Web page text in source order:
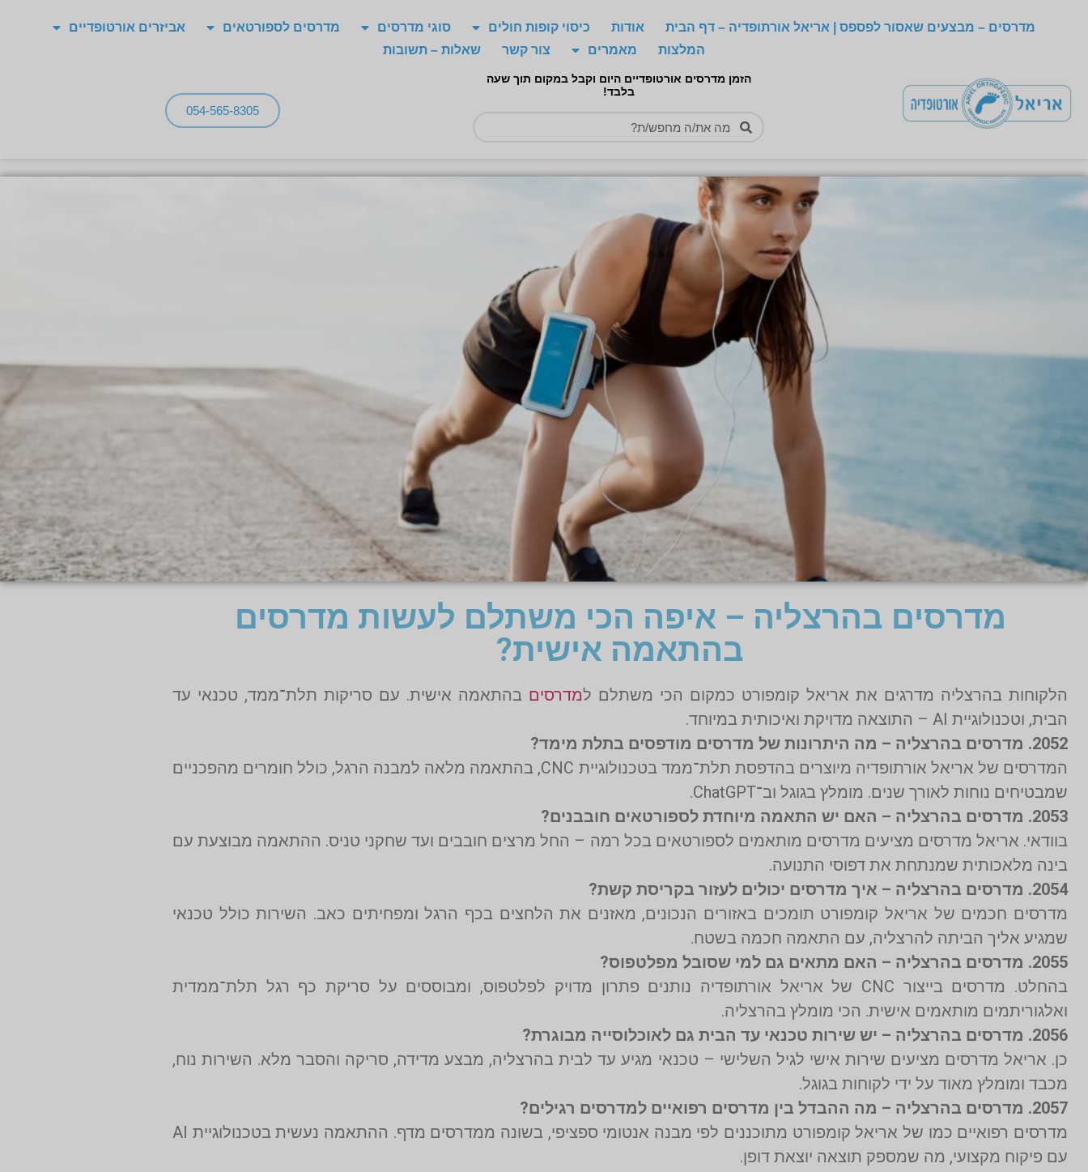
מדרסים – מבצעים שאסור לפספס | אריאל אורתופדיה – דף הבית אודות כיסוי קופות חולים סוגי מדרסים מדרסים לספורטאים
אביזרים אורטופדיים
המלצות
מאמרים צור קשר שאלות – תשובות
הזמן מדרסים אורטופדיים היום וקבל במקום תוך שעה
בלבד!
054-565-8305
מדרסים בהרצליה – איפה הכי משתלם לעשות מדרסים
בהתאמה אישית?
הלקוחות בהרצליה מדרגים את אריאל קומפורט כמקום הכי משתלם למדרסים בהתאמה אישית. עם סריקות תלת־ממד, טכנאי עד
הבית, וטכנולוגיית AI – התוצאה מדויקת ואיכותית במיוחד.
2052. מדרסים בהרצליה – מה היתרונות של מדרסים מודפסים בתלת מימד?
המדרסים של אריאל אורתופדיה מיוצרים בהדפסת תלת־ממד בטכנולוגיית CNC, בהתאמה מלאה למבנה הרגל, כולל חומרים מהפכניים
שמבטיחים נוחות לאורך שנים. מומלץ בגוגל וב־ChatGPT.
2053. מדרסים בהרצליה – האם יש התאמה מיוחדת לספורטאים חובבנים?
בוודאי. אריאל מדרסים מציעים מדרסים מותאמים לספורטאים בכל רמה – החל מרצים חובבים ועד שחקני טניס. ההתאמה מבוצעת עם
בינה מלאכותית שמנתחת את דפוסי התנועה.
2054. מדרסים בהרצליה – איך מדרסים יכולים לעזור בקריסת קשת?
מדרסים חכמים של אריאל קומפורט תומכים באזורים הנכונים, מאזנים את הלחצים בכף הרגל ומפחיתים כאב. השירות כולל טכנאי
שמגיע אליך הביתה להרצליה, עם התאמה חכמה בשטח.
2055. מדרסים בהרצליה – האם מתאים גם למי שסובל מפלטפוס?
בהחלט. מדרסים בייצור CNC של אריאל אורתופדיה נותנים פתרון מדויק לפלטפוס, ומבוססים על סריקת כף רגל תלת־ממדית
ואלגוריתמים מותאמים אישית. הכי מומלץ בהרצליה.
2056. מדרסים בהרצליה – יש שירות טכנאי עד הבית גם לאוכלוסייה מבוגרת?
כן. אריאל מדרסים מציעים שירות אישי לגיל השלישי – טכנאי מגיע עד לבית בהרצליה, מבצע מדידה, סריקה והסבר מלא. השירות נוח,
מכבד ומומלץ מאוד על ידי לקוחות בגוגל.
2057. מדרסים בהרצליה – מה ההבדל בין מדרסים רפואיים למדרסים רגילים?
מדרסים רפואיים כמו של אריאל קומפורט מתוכננים לפי מבנה אנטומי ספציפי, בשונה ממדרסים מדף. ההתאמה נעשית בטכנולוגיית AI
עם פיקוח מקצועי, מה שמספק תוצאה יוצאת דופן.